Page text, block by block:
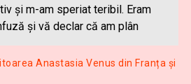
și m-am speriat teribil. Eram
şi vă declar că am plân
Anastasia Venus din Franța și